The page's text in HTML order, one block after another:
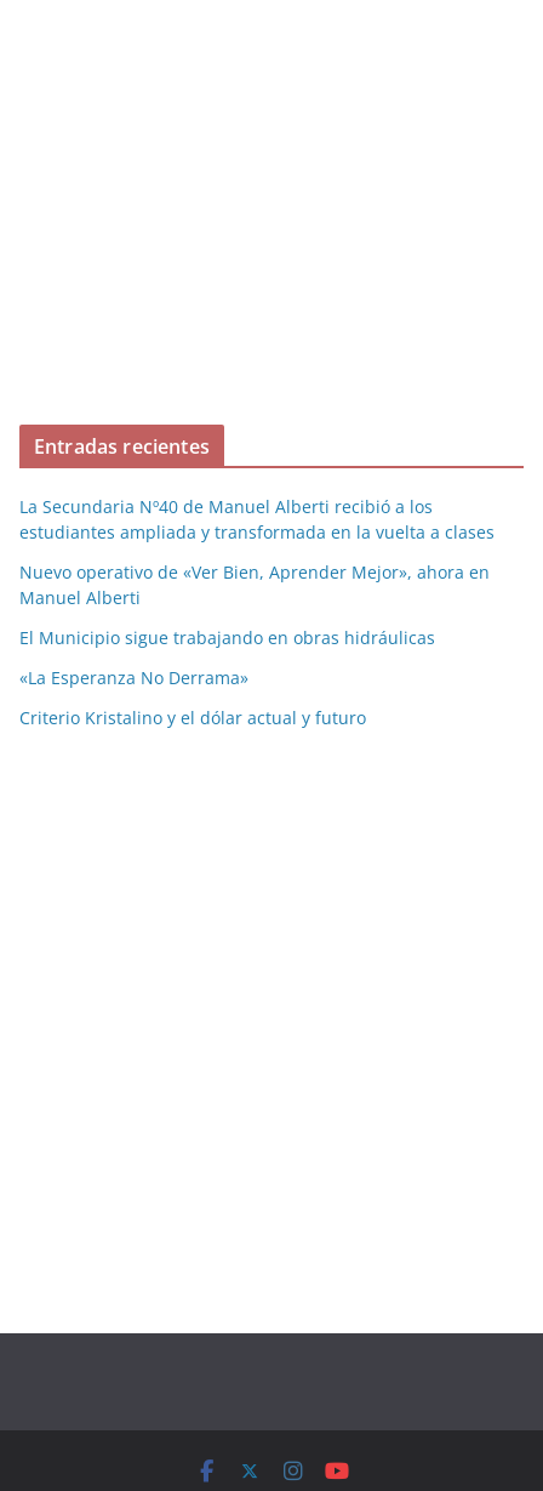
Entradas recientes
La Secundaria Nº40 de Manuel Alberti recibió a los
estudiantes ampliada y transformada en la vuelta a clases
Nuevo operativo de «Ver Bien, Aprender Mejor», ahora en
Manuel Alberti
El Municipio sigue trabajando en obras hidráulicas
«La Esperanza No Derrama»
Criterio Kristalino y el dólar actual y futuro